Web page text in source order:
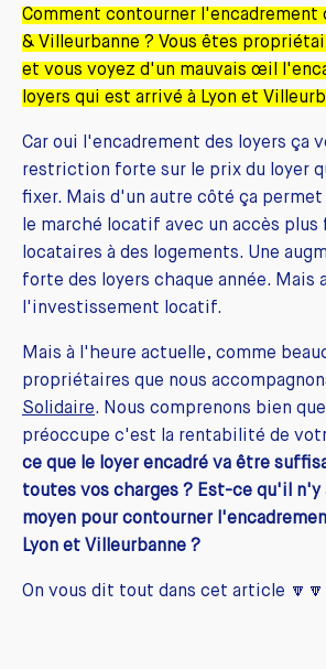
Comment contourner l'encadrement
& Villeurbanne ? Vous êtes
et vous voyez d'un mauvais œil
loyers qui est arrivé à Lyon et
Car oui l'encadrement des loyers ça
restriction forte sur le prix du loyer
fixer. Mais d'un autre côté ça permet
le marché locatif avec un accès plus
locataires à des logements. Une
forte des loyers chaque année. Mais
l'investissement locatif.
Mais à l'heure actuelle, comme
propriétaires que nous
Solidaire. Nous comprenons bien
préoccupe c'est la rentabilité de
ce que le loyer encadré va être
toutes vos charges ? Est-ce qu'il n'y
moyen pour contourner
Lyon et Villeurbanne ?
On vous dit tout dans cet article